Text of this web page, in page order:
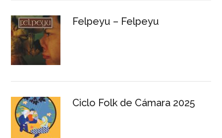
Felpeyu – Felpeyu
Ciclo Folk de Cámara 2025